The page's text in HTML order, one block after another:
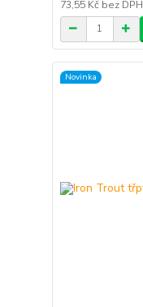
73,55 Kč bez DPH
Novinka